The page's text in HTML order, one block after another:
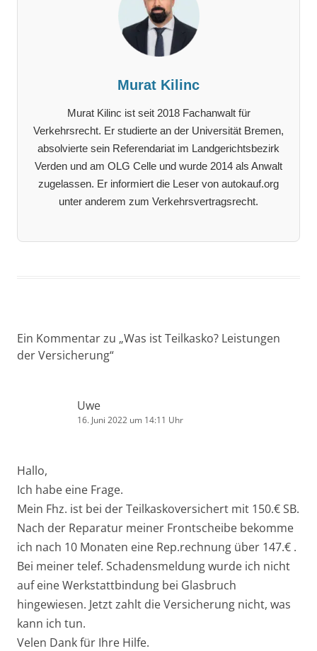
Murat Kilinc
Murat Kilinc ist seit 2018 Fachanwalt für
Verkehrsrecht. Er studierte an der Universität Bremen,
absolvierte sein Referendariat im Landgerichtsbezirk
Verden und am OLG Celle und wurde 2014 als Anwalt
zugelassen. Er informiert die Leser von autokauf.org
unter anderem zum Verkehrsvertragsrecht.
Ein Kommentar zu „Was ist Teilkasko? Leistungen
der Versicherung“
Uwe
16. Juni 2022 um 14:11 Uhr
Hallo,
Ich habe eine Frage.
Mein Fhz. ist bei der Teilkaskoversichert mit 150.€ SB.
Nach der Reparatur meiner Frontscheibe bekomme
ich nach 10 Monaten eine Rep.rechnung über 147.€ .
Bei meiner telef. Schadensmeldung wurde ich nicht
auf eine Werkstattbindung bei Glasbruch
hingewiesen. Jetzt zahlt die Versicherung nicht, was
kann ich tun.
Velen Dank für Ihre Hilfe.